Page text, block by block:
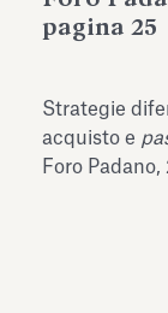
Fondazione
Torlonia
pagina 25
Strategie
acquisto e
Foro